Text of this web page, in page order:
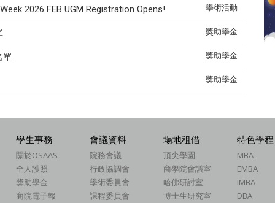
2026 FEB UGM Registration Opens! 學術活動
獎助學金
單 獎助學金
獎助學金
學生事務
關於OSAAS
全人護照
獎助學金
商院電子報
會議資料
院務會議
行政協調會
學術委員會
課程委員會
場地租借
頂尖學園
商學院會議室
哈佛研討室
博士生研究室
特色學程
MBA
EMBA
IMBA
DBA